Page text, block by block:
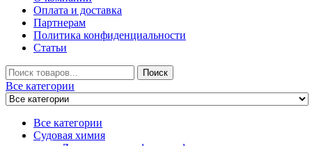
Оплата и доставка
Партнерам
Политика конфиденциальности
Статьи
Искать
Поиск
Все категории
Все категории
Судовая химия